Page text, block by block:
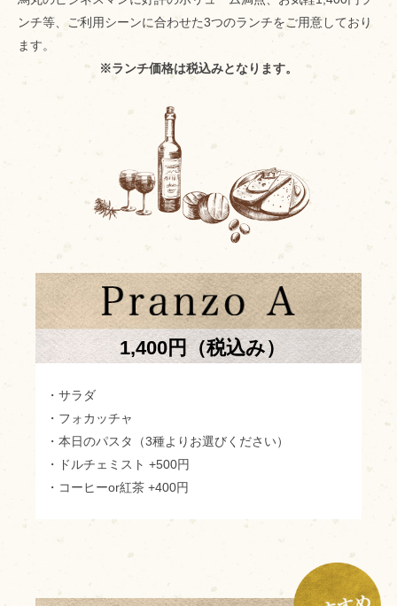
ンチ等、ご利用シーンに合わせた3つのランチをご用意しており
ます。
※ランチ価格は税込みとなります。
1,400円（税込み）
・サラダ
・フォカッチャ
・本日のパスタ（3種よりお選びください）
・ドルチェミスト +500円
・コーヒーor紅茶 +400円